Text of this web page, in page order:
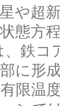
や超
態方
、鉄コ
に形
限温